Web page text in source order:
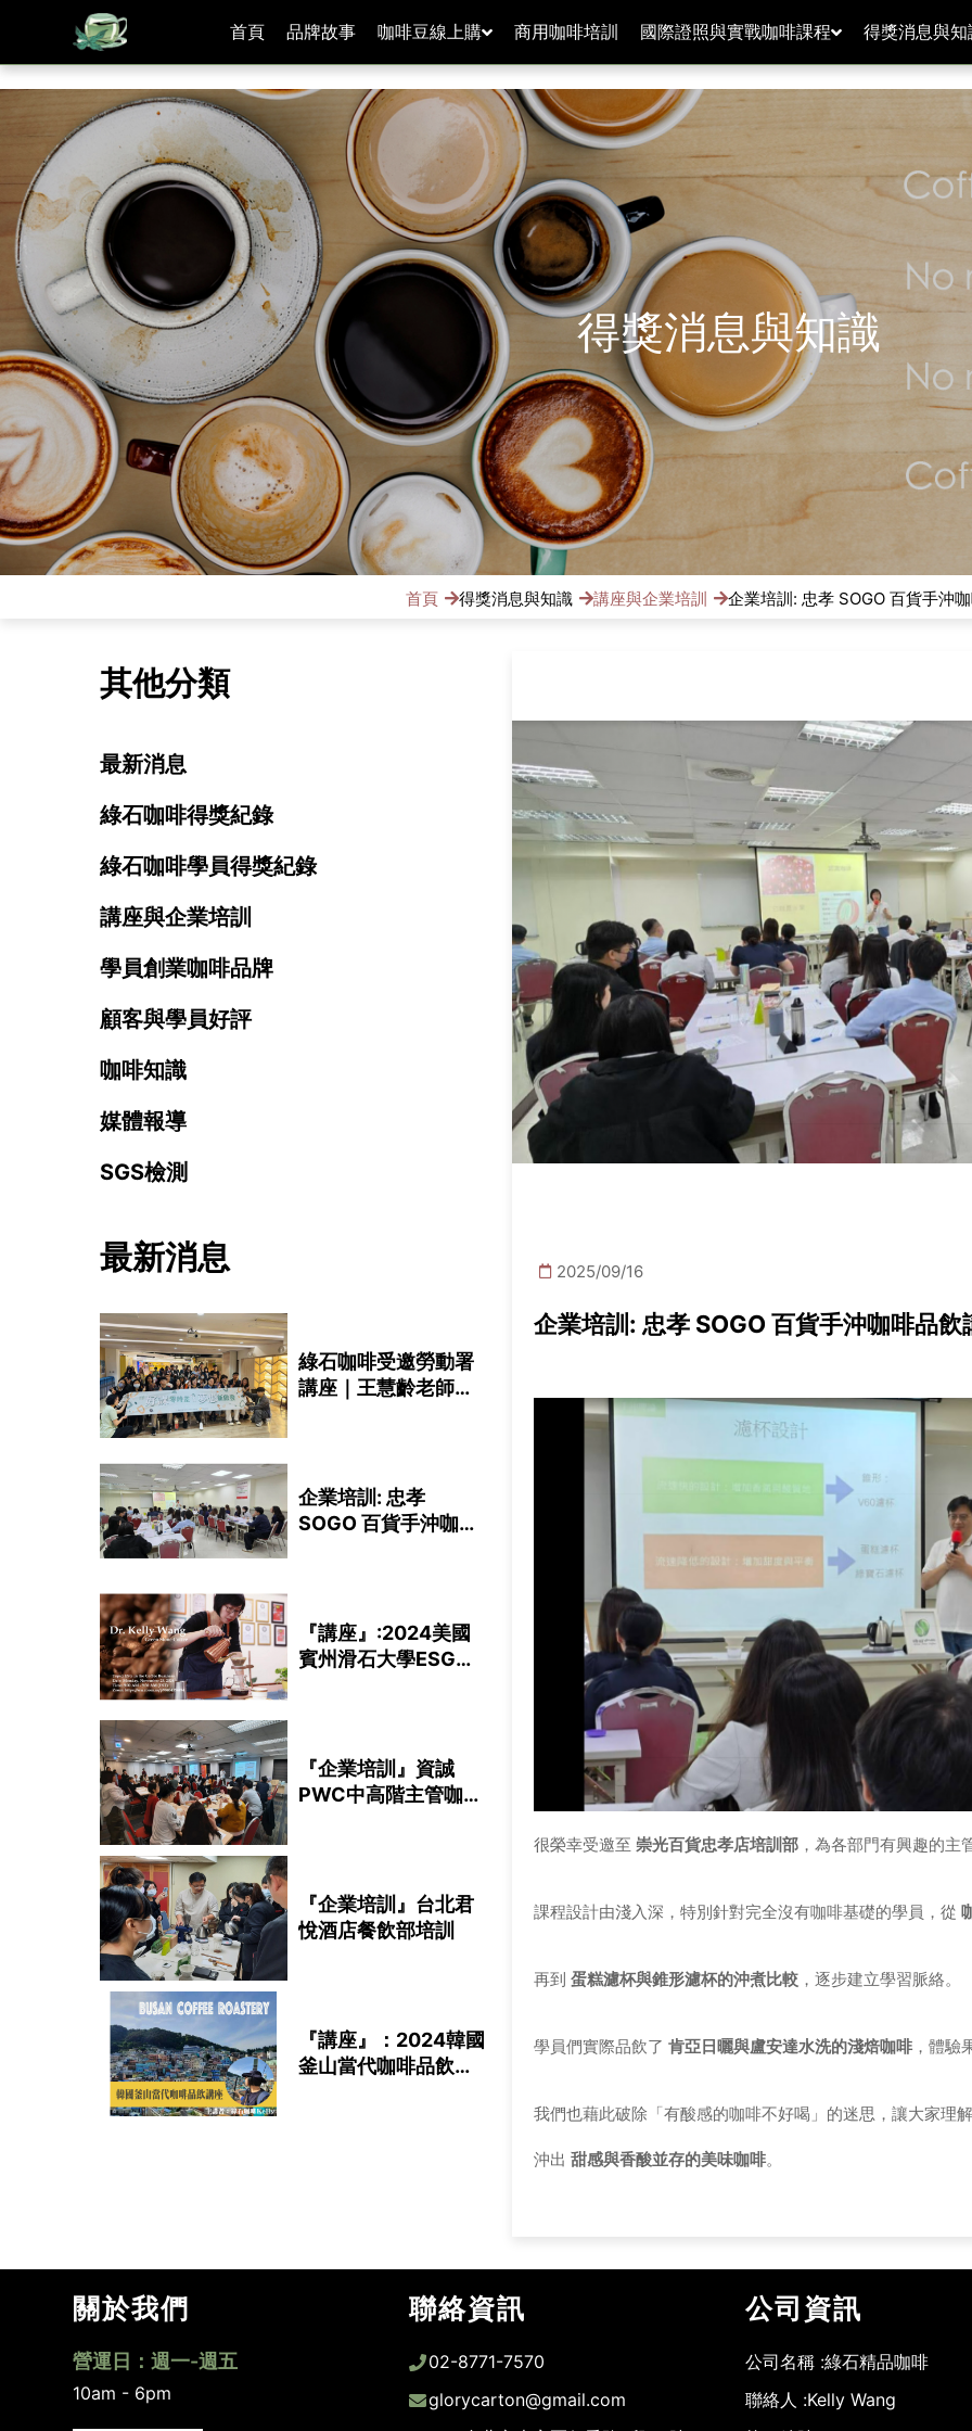
[手機/平板選擇頁面, 請點選螢幕左上方橫線條小圖]
首頁
品牌故事 咖啡豆線上購 商用咖啡培訓 國際證照與實戰咖啡課程 得獎消息與知
得獎消息與知識
首頁 得獎消息與知識 講座與企業培訓 企業培訓: 忠孝 SOGO 百貨手沖
其他分類
最新消息
綠石咖啡得獎紀錄
綠石咖啡學員得獎紀錄
講座與企業培訓
學員創業咖啡品牌
顧客與學員好評
咖啡知識
媒體報導
SGS檢測
最新消息
綠石咖啡受邀勞動署
講座｜王慧齡老師談
企業培訓: 忠孝
SOGO 百貨手沖咖啡
『講座』:2024美國
賓州滑石大學ESG咖
『企業培訓』資誠
PWC中高階主管咖啡
『企業培訓』台北君
悅酒店餐飲部培訓
『講座』：2024韓國
釜山當代咖啡品飲講
2025/09/16
企業培訓: 忠孝 SOGO 百貨手沖咖啡品飲
很榮幸受邀至 崇光百貨忠孝店培訓部 ，為各部門有興趣的主
課程設計由淺入深，特別針對完全沒有咖啡基礎的學員，從
再到 蛋糕濾杯與錐形濾杯的沖煮比較 ，逐步建立學習脈絡。
學員們實際品飲了 肯亞日曬與盧安達水洗的淺焙咖啡 ，體驗
我們也藉此破除「有酸感的咖啡不好喝」的迷思，讓大家理
沖出 甜感與香酸並存的美味咖啡。
關於我們
營運日：週一-週五
10am - 6pm
聯絡資訊
02-8771-7570
glorycarton@gmail.com
公司資訊
公司名稱 :綠石精品咖啡
聯絡人 :Kelly Wang